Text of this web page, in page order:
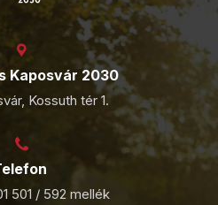
Kaposvár 2030
Kossuth tér 1.
501 / 592 mellék